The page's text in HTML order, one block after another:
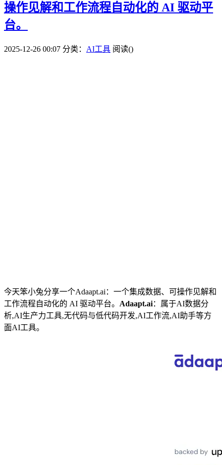
操作见解和工作流程自动化的 AI 驱动平
台。
2025-12-26 00:07 分类： AI工具 阅读()
今天笨小兔分享一个Adaapt.ai：一个集成数据、可操作见解和
工作流程自动化的 AI 驱动平台。 Adaapt.ai：属于AI数据分
析,AI生产力工具,无代码与低代码开发,AI工作流,AI助手等方
面AI工具。